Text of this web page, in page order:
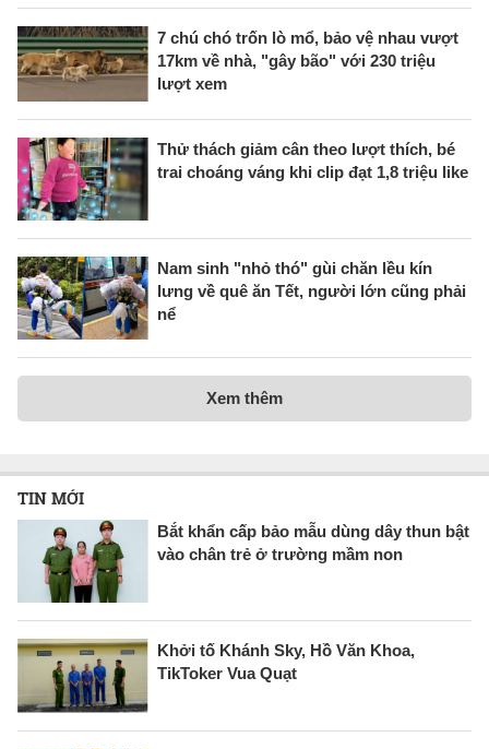
7 chú chó trốn lò mổ, bảo vệ nhau vượt
17km về nhà, "gây bão" với 230 triệu
lượt xem
Thử thách giảm cân theo lượt thích, bé
trai choáng váng khi clip đạt 1,8 triệu like
Nam sinh "nhỏ thó" gùi chăn lều kín
lưng về quê ăn Tết, người lớn cũng phải
nể
Xem thêm
TIN MỚI
Bắt khẩn cấp bảo mẫu dùng dây thun bật
vào chân trẻ ở trường mầm non
Khởi tố Khánh Sky, Hồ Văn Khoa,
TikToker Vua Quạt